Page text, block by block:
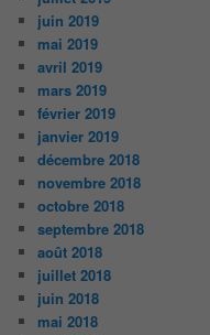
juin 2019
mai 2019
avril 2019
mars 2019
février 2019
janvier 2019
décembre 2018
novembre 2018
octobre 2018
septembre 2018
août 2018
juillet 2018
juin 2018
mai 2018